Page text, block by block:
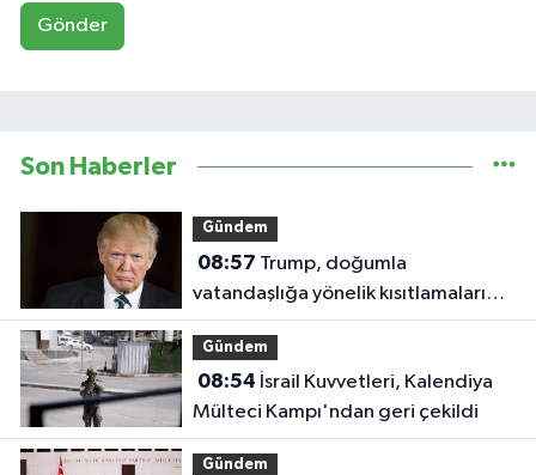
Gönder
Son Haberler
Gündem
08:57
vatandaşlığa yönelik kısıtlamaları
genişleten kararnameleri imzaladı
Gündem
08:54
Mülteci Kampı'ndan geri çekildi
Gündem